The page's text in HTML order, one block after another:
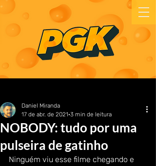
NOBODY: tudo por uma
pulseira de gatinho
Daniel Miranda
17 de abr. de 2021 3 min de leitura
Ninguém viu esse filme chegando e